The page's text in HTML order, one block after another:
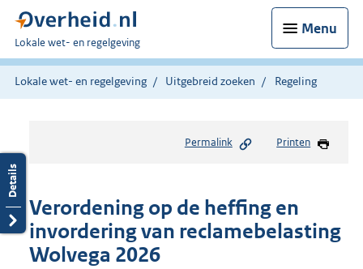
Menu
U
bent
hier:
Lokale wet- en regelgeving
Lokale wet- en regelgeving Uitgebreid zoeken Regeling
Permalink Printen
Verordening op de heffing en
invordering van reclamebelasting
Wolvega 2026